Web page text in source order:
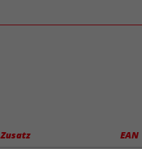
Zusatz EAN